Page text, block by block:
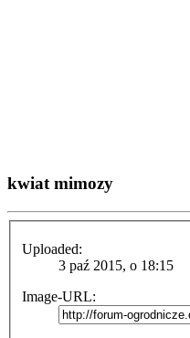
kwiat mimozy
Uploaded:
3 paź 2015, o 18:15
Image-URL: